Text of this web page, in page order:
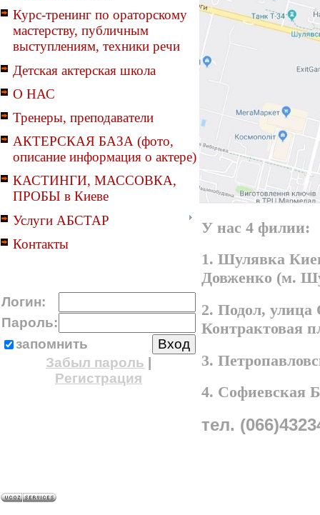
Курс-тренинг по ораторскому
мастерству, публичным
выступлениям, техники речи
Детская актерская школа
О НАС
Тренеры, преподаватели
АКТЕРСКАЯ БАЗА (фото,
описание информация о актере)
КАСТИНГИ, МАССОВКА,
ПРОБЫ в Киеве
Услуги АБСТАР
Контакты
Логин:
Пароль:
запомнить
Забыл пароль
Регистрация
У нас 4 филии:
1. Шулявка
Довженко (м.
2. Подол,
Контрактовая
3.
4. Софиевская
тел.